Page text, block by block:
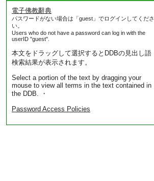
電子佛教辭典
パスワードがない場合は「guest」でログインしてくださ
い。
Users who do not have a password can log in with the
userID "guest".
本文をドラッグして選択するとDDBの見出し語
検索結果が表示されます。
Select a portion of the text by dragging your
mouse to view all terms in the text contained in
the DDB. ・
Password Access Policies